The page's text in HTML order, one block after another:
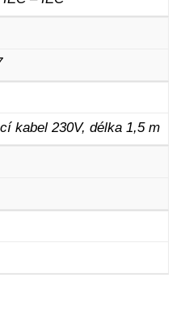
kabel 230V, délka 1,5 m